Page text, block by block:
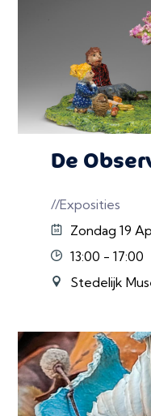
De
//Exposities
Zondag 19
13:00 - 17:00
Stedelijk